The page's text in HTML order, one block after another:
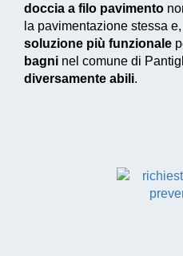
doccia a filo pavimento
la pavimentazione stessa
soluzione più funzionale
bagni nel comune di
diversamente abili.